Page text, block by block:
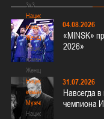
3х3
Национальная
команда.
Женщины
Национальная
команда.
Женщины
Национальная
команда.
Мужчины
Национальная
04.08.2026
«MINSK»
2026»
31.07.2026
Навсегда в
чемпиона